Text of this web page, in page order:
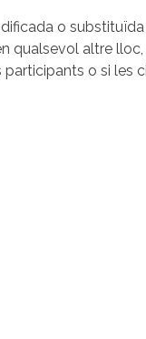
o
qualsevol altre
o si les